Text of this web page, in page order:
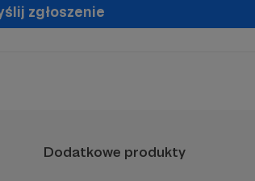
wobec przetwarzania Twoich danych osobowych.
jest po przekazaniu podpisanego formularza "Zgodna na
zgłoszenie
Dodatkowe produkty